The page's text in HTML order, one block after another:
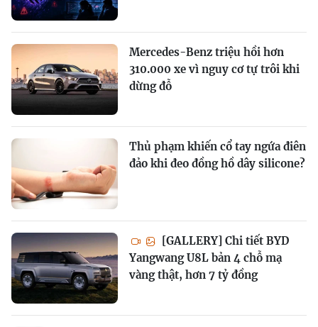
Mercedes-Benz triệu hồi hơn
310.000 xe vì nguy cơ tự trôi khi
dừng đỗ
Thủ phạm khiến cổ tay ngứa điên
đảo khi đeo đồng hồ dây silicone?
[GALLERY] Chi tiết BYD
Yangwang U8L bản 4 chỗ mạ
vàng thật, hơn 7 tỷ đồng